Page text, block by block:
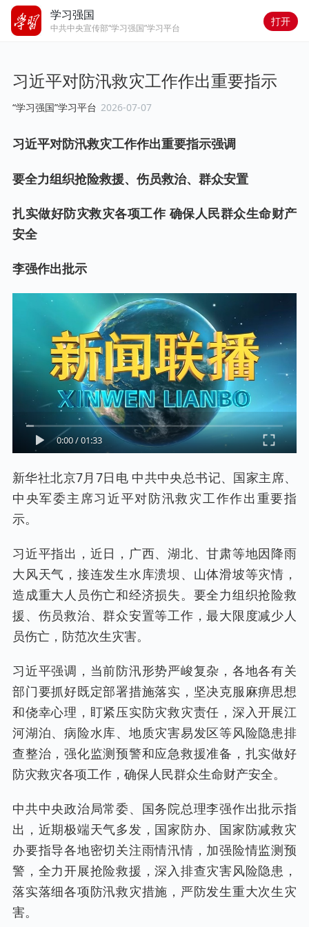
学习强国
中共中央宣传部“学习强国”学习平台
打开
习近平对防汛救灾工作作出重要指示
“学习强国”学习平台 2026-07-07
习近平对防汛救灾工作作出重要指示强调
要全力组织抢险救援、伤员救治、群众安置
扎实做好防灾救灾各项工作 确保人民群众生命财产
安全
李强作出批示
0:00/01:33
新华社北京7月7日电 中共中央总书记、国家主席、
中央军委主席习近平对防汛救灾工作作出重要指
示。
习近平指出，近日，广西、湖北、甘肃等地因降雨
大风天气，接连发生水库溃坝、山体滑坡等灾情，
造成重大人员伤亡和经济损失。要全力组织抢险救
援、伤员救治、群众安置等工作，最大限度减少人
员伤亡，防范次生灾害。
习近平强调，当前防汛形势严峻复杂，各地各有关
部门要抓好既定部署措施落实，坚决克服麻痹思想
和侥幸心理，盯紧压实防灾救灾责任，深入开展江
河湖泊、病险水库、地质灾害易发区等风险隐患排
查整治，强化监测预警和应急救援准备，扎实做好
防灾救灾各项工作，确保人民群众生命财产安全。
中共中央政治局常委、国务院总理李强作出批示指
出，近期极端天气多发，国家防办、国家防减救灾
办要指导各地密切关注雨情汛情，加强险情监测预
警，全力开展抢险救援，深入排查灾害风险隐患，
落实落细各项防汛救灾措施，严防发生重大次生灾
害。